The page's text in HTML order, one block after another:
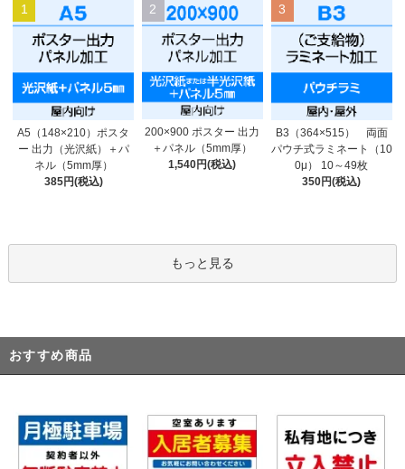
1
A5（148×210）ポスタ
ー 出力（光沢紙）＋パ
ネル（5mm厚）
385円(税込)
2
200×900 ポスター 出力
＋パネル（5mm厚）
1,540円(税込)
3
B3（364×515） 両面
パウチ式ラミネート（10
0μ） 10～49枚
350円(税込)
もっと見る
おすすめ商品